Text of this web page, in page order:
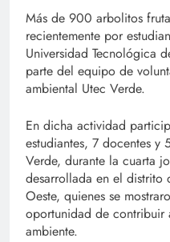
Más de 900 arbolitos
recientemente por
Universidad Tecnológica
parte del equipo de
ambiental Utec Verde.
En dicha actividad
estudiantes, 7 docentes y
Verde, durante la cuarta
desarrollada en el distrito
Oeste, quienes se
oportunidad de
ambiente.